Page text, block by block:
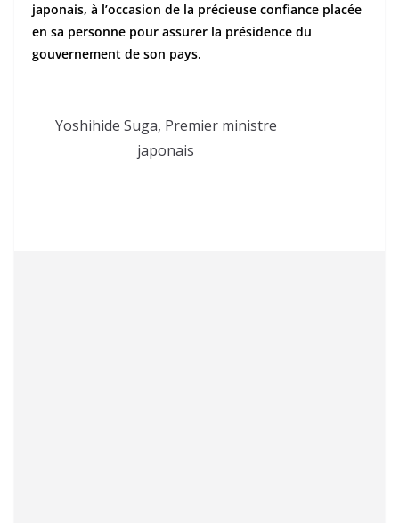
japonais, à l’occasion de la précieuse confiance placée
en sa personne pour assurer la présidence du
gouvernement de son pays.
Yoshihide Suga, Premier ministre
japonais